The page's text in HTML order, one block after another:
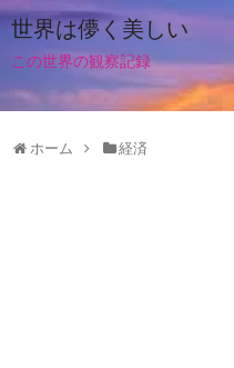
世界は儚く美しい
この世界の観察記録
ホーム 経済